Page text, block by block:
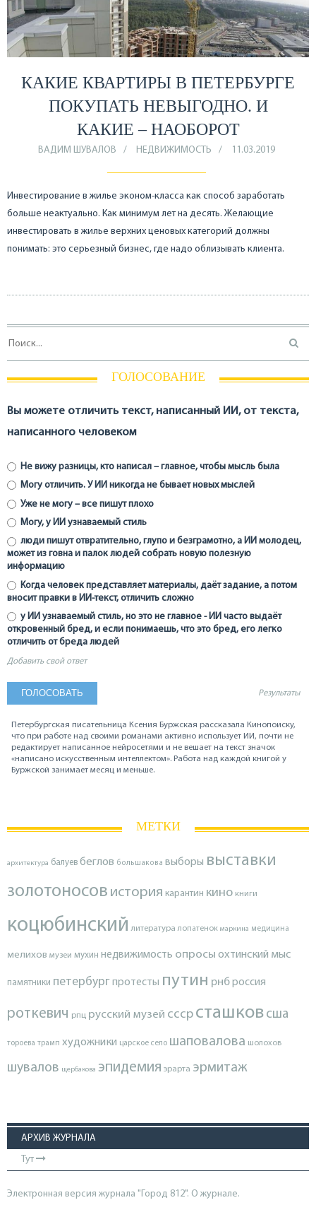
КАКИЕ КВАРТИРЫ В ПЕТЕРБУРГЕ
ПОКУПАТЬ НЕВЫГОДНО. И
КАКИЕ – НАОБОРОТ
ВАДИМ ШУВАЛОВ НЕДВИЖИМОСТЬ 11.03.2019
Инвестирование в жилье эконом-класса как способ заработать
больше неактуально. Как минимум лет на десять. Желающие
инвестировать в жилье верхних ценовых категорий должны
понимать: это серьезный бизнес, где надо облизывать клиента.
ГОЛОСОВАНИЕ
Вы можете отличить текст, написанный ИИ, от текста,
написанного человеком
Не вижу разницы, кто написал – главное, чтобы мысль была
Могу отличить. У ИИ никогда не бывает новых мыслей
Уже не могу – все пишут плохо
Могу, у ИИ узнаваемый стиль
люди пишут отвратительно, глупо и безграмотно, а ИИ молодец,
может из говна и палок людей собрать новую полезную
информацию
Когда человек представляет материалы, даёт задание, а потом
вносит правки в ИИ-текст, отличить сложно
у ИИ узнаваемый стиль, но это не главное - ИИ часто выдаёт
откровенный бред, и если понимаешь, что это бред, его легко
отличить от бреда людей
Добавить свой ответ
Результаты
Петербургская писательница Ксения Буржская рассказала Кинопоиску,
что при работе над своими романами активно использует ИИ, почти не
редактирует написанное нейросетями и не вешает на текст значок
«написано искусственным интеллектом». Работа над каждой книгой у
Буржской занимает месяц и меньше.
МЕТКИ
архитектура балуев беглов большакова выборы выставки
золотоносов история карантин кино книги
коцюбинский литература лопатенок маркина медицина
мелихов музеи мухин недвижимость опросы охтинский мыс
памятники петербургпротесты путин рнброссия
роткевич рпц русский музей ссср сташков сша
тороева трамп художники царское село шаповалова шолохов
шувалов щербакова эпидемия эрарта эрмитаж
АРХИВ ЖУРНАЛА
Тут
Электронная версия журнала "Город 812". О журнале.